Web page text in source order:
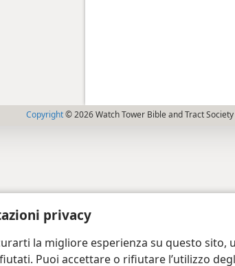
privacy
la migliore esperienza su questo
Puoi accettare o rifiutare l’utilizzo
Copyright© 2026 Watch Tower Bible and Tract